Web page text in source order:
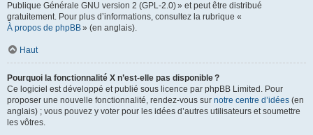
Publique Générale GNU version 2 (GPL-2.0) » et peut être distribué
gratuitement. Pour plus d’informations, consultez la rubrique «
À propos de phpBB» (en anglais).
Haut
Pourquoi la fonctionnalité X n’est-elle pas disponible ?
Ce logiciel est développé et publié sous licence par phpBB Limited. Pour
proposer une nouvelle fonctionnalité, rendez-vous sur notre centre d’idées (en
anglais) ; vous pouvez y voter pour les idées d’autres utilisateurs et soumettre
les vôtres.